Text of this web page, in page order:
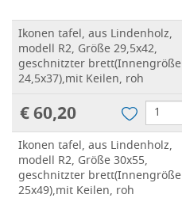
Ikonen tafel, aus Lindenholz,
modell R2, Größe 29,5x42,
geschnitzter brett(Innengröße
24,5x37),mit Keilen, roh
€ 60,20
Ikonen tafel, aus Lindenholz,
modell R2, Größe 30x55,
geschnitzter brett(Innengröße
25x49),mit Keilen, roh